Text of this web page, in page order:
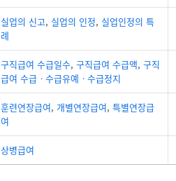
실업의 신고, 실업의 인정, 실업인정의 특
례
구직급여 수급일수, 구직급여 수급액, 구직
급여 수급ㆍ수급유예ㆍ수급정지
훈련연장급여, 개별연장급여, 특별연장급
여
상병급여